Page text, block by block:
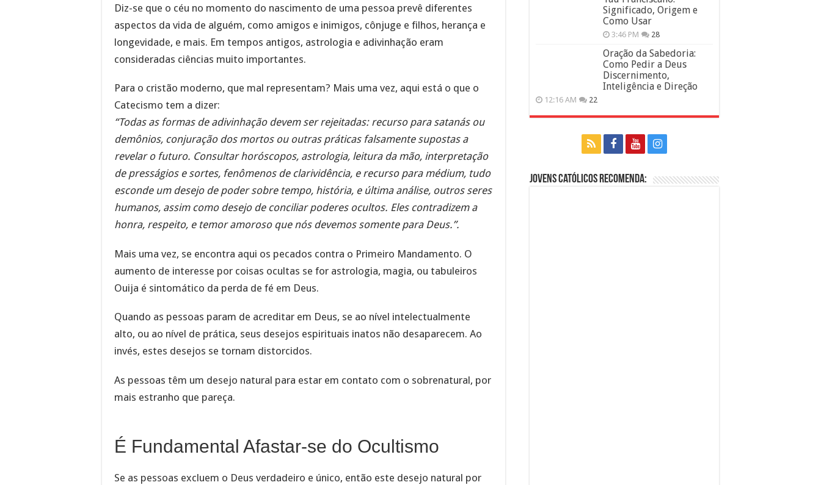
Diz-se que o céu no momento do nascimento de uma pessoa prevê diferentes
aspectos da vida de alguém, como amigos e inimigos, cônjuge e filhos, herança e
longevidade, e mais. Em tempos antigos, astrologia e adivinhação eram
consideradas ciências muito importantes.
Para o cristão moderno, que mal representam? Mais uma vez, aqui está o que o
Catecismo tem a dizer:
“Todas as formas de adivinhação devem ser rejeitadas: recurso para satanás ou
demônios, conjuração dos mortos ou outras práticas falsamente supostas a
revelar o futuro. Consultar horóscopos, astrologia, leitura da mão, interpretação
de presságios e sortes, fenômenos de clarividência, e recurso para médium, tudo
esconde um desejo de poder sobre tempo, história, e última análise, outros seres
humanos, assim como desejo de conciliar poderes ocultos. Eles contradizem a
honra, respeito, e temor amoroso que nós devemos somente para Deus.”.
Mais uma vez, se encontra aqui os pecados contra o Primeiro Mandamento. O
aumento de interesse por coisas ocultas se for astrologia, magia, ou tabuleiros
Ouija é sintomático da perda de fé em Deus.
Quando as pessoas param de acreditar em Deus, se ao nível intelectualmente
alto, ou ao nível de prática, seus desejos espirituais inatos não desaparecem. Ao
invés, estes desejos se tornam distorcidos.
As pessoas têm um desejo natural para estar em contato com o sobrenatural, por
mais estranho que pareça.
É Fundamental Afastar-se do Ocultismo
Se as pessoas excluem o Deus verdadeiro e único, então este desejo natural por
Significado, Origem e
Como Usar
3:46 PM 28
Oração da Sabedoria:
Como Pedir a Deus
Discernimento,
Inteligência e Direção
12:16 AM 22
Jovens Católicos Recomenda: